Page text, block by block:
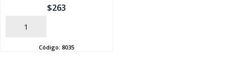
$263
AÑADIR
Código: 8035